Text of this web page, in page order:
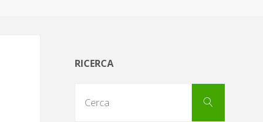
RICERCA
Cerca